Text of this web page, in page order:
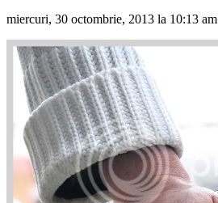
miercuri, 30 octombrie, 2013 la 10:13 am